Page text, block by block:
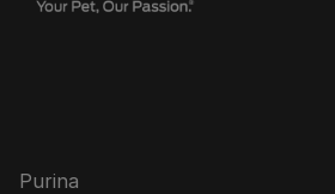
Purina